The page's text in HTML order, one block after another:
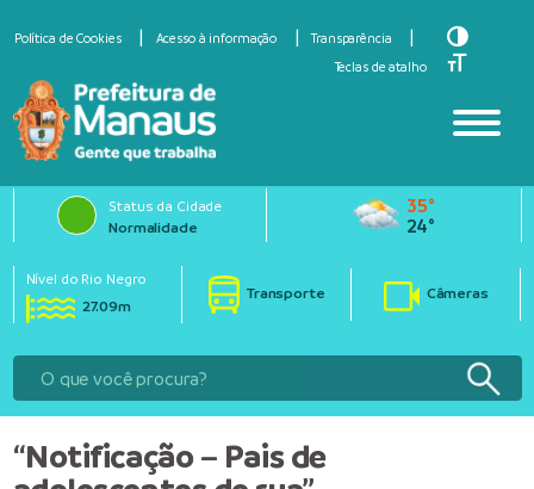
Política de Cookies Acesso à informação
Transparência
Teclas de atalho
Toggle
Toggle
Status da Cidade
Normalidade
35°
24°
Nível do Rio Negro
27.09m
Transporte Câmeras
“Notificação – Pais de